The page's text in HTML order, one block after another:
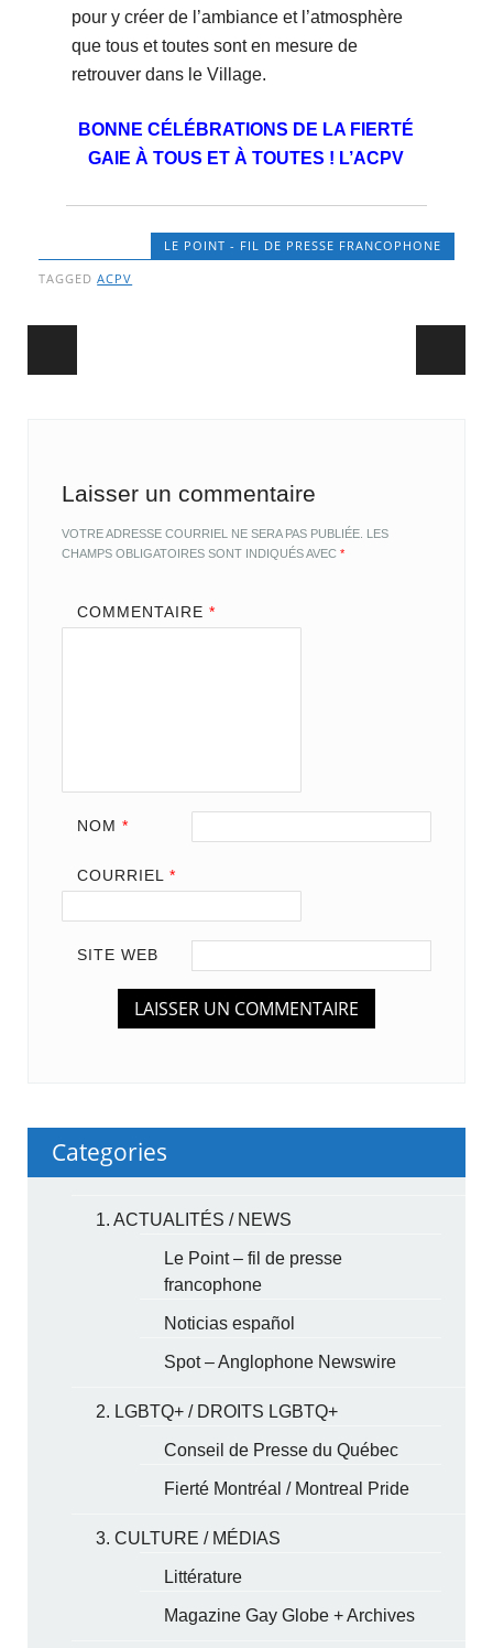
pour y créer de l’ambiance et l’atmosphère
que tous et toutes sont en mesure de
retrouver dans le Village.
BONNE CÉLÉBRATIONS DE LA FIERTÉ
GAIE À TOUS ET À TOUTES ! L’ACPV
LE POINT - FIL DE PRESSE FRANCOPHONE
TAGGEDACPV
Post navigation
Laisser un commentaire
VOTRE ADRESSE COURRIEL NE SERA PAS PUBLIÉE. LES
CHAMPS OBLIGATOIRES SONT INDIQUÉS AVEC*
COMMENTAIRE *
NOM *
COURRIEL *
SITE WEB
Categories
1. ACTUALITÉS / NEWS
Le Point – fil de presse
francophone
Noticias español
Spot – Anglophone Newswire
2. LGBTQ+ / DROITS LGBTQ+
Conseil de Presse du Québec
Fierté Montréal / Montreal Pride
3. CULTURE / MÉDIAS
Littérature
Magazine Gay Globe + Archives